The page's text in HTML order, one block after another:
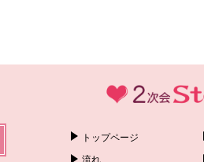
トップページ
流れ